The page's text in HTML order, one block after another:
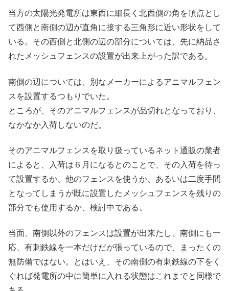
当方の太陽光発電所は東西に細長く北西側の角を頂点とし
て西側と南側の辺が直角に接する三角形に近い形状をして
いる。その西側と北側の辺の部分については、先に納品さ
れたメッシュフェンスの設置が出来上がった訳である。
南側の辺については、別なメーカーによるアニマルフェン
スを設置するつもりでいた。
ところが、そのアニマルフェンスが品切れとなっており、
なかなか入荷しないのだ。
そのアニマルフェンスを取り扱っているネット通販の業者
によると、入荷は６月になるとのことで、その入荷を待っ
て設置するか、他のフェンスを使うか、あるいは二度手間
となってしまうが既に設置したメッシュフェンスを残りの
部分でも使用するか、検討中である。
当面、南側以外のフェンスは設置が出来たし、南側にも一
応、有刺鉄線を一本だけだが張っているので、まったくの
無防備ではない。とはいえ、その南側の有刺鉄線の下をく
ぐれば発電所の中に簡単に入れる状態はこれまでと同様で